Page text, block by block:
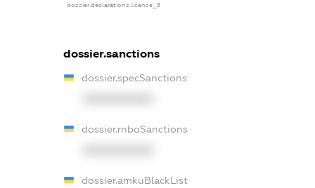
dossier.declarations.license_3
dossier.sanctions
dossier.specSanctions
dossier.rnboSanctions
dossier.amkuBlackList